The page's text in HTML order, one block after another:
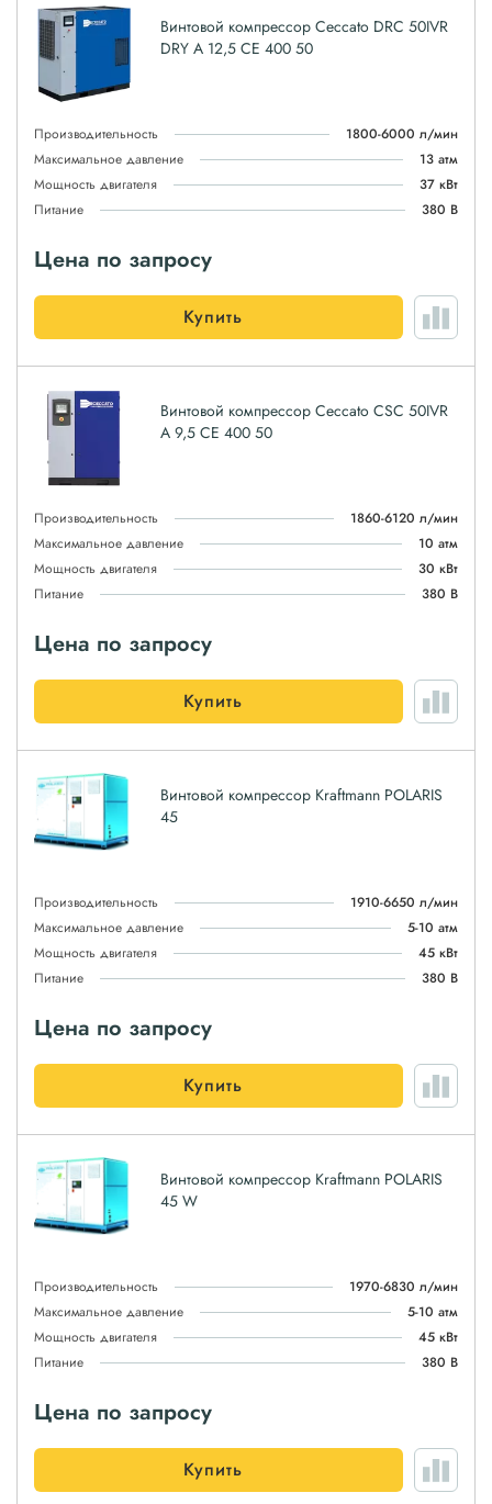
Винтовой компрессор Ceccato DRC 50IVR
DRY A 12,5 CE 400 50
Производительность
1800-6000 л/мин
Максимальное давление
13 атм
Мощность двигателя
37 кВт
Питание
380 В
Цена по запросу
Купить
Винтовой компрессор Ceccato CSC 50IVR
A 9,5 CE 400 50
Производительность
1860-6120 л/мин
Максимальное давление
10 атм
Мощность двигателя
30 кВт
Питание
380 В
Цена по запросу
Купить
Винтовой компрессор Kraftmann POLARIS
45
Производительность
1910-6650 л/мин
Максимальное давление
5-10 атм
Мощность двигателя
45 кВт
Питание
380 В
Цена по запросу
Купить
Винтовой компрессор Kraftmann POLARIS
45 W
Производительность
1970-6830 л/мин
Максимальное давление
5-10 атм
Мощность двигателя
45 кВт
Питание
380 В
Цена по запросу
Купить